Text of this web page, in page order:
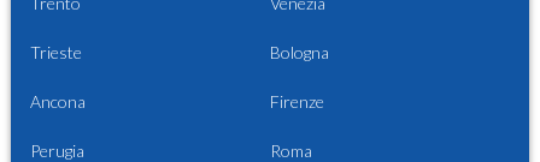
Trieste Bologna
Ancona Firenze
Perugia Roma